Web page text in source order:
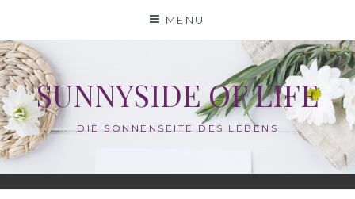
content
MENU
SUNNYSIDE OF LIFE
DIE SONNENSEITE DES LEBENS